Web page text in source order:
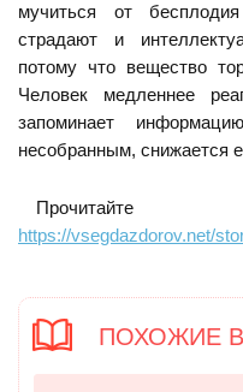
мучиться от
страдают и
потому что вещество
Человек медленнее
запоминает
несобранным, снижается
https://vsegdazdorov.net/
ПОХОЖИЕ